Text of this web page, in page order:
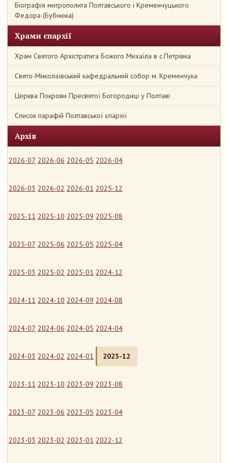
Біографія митрополита Полтавського і Кременчуцького
Федора (Бубнюка)
Храми єпархії
Храм Святого Архістратига Божого Михаїла в с.Петрівка
Свято-Миколаївський кафедральний собор м. Кременчука
Церква Покрови Пресвятої Богородиці у Полтаві
Список парафій Полтавської єпархії
Архів
2026-07 2026-06 2026-05 2026-04
2026-03 2026-02 2026-01 2025-12
2025-11 2025-10 2025-09 2025-08
2025-07 2025-06 2025-05 2025-04
2025-03 2025-02 2025-01 2024-12
2024-11 2024-10 2024-09 2024-08
2024-07 2024-06 2024-05 2024-04
2024-03 2024-02 2024-01 2023-12
2023-11 2023-10 2023-09 2023-08
2023-07 2023-06 2023-05 2023-04
2023-03 2023-02 2023-01 2022-12